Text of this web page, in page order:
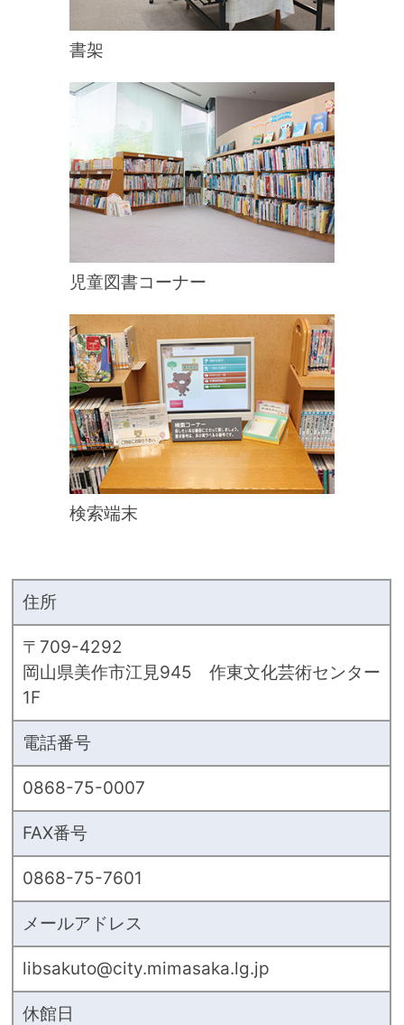
書架
児童図書コーナー
検索端末
住所
〒709-4292
岡山県美作市江見945 作東文化芸術センター
1F
電話番号
0868-75-0007
FAX番号
0868-75-7601
メールアドレス
libsakuto@city.mimasaka.lg.jp
休館日